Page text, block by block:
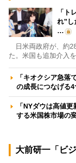
「ト
れ”し
…
日米両政府が、約
た。米国も追加介入
「キオクシア急
の成長につなげ
「NYダウは高値
する米国株市場
大前研一「ビ